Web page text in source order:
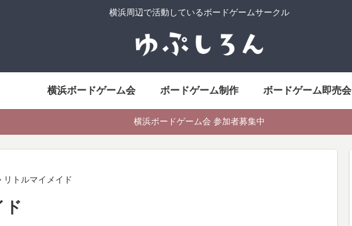
横浜周辺で活動しているボードゲームサークル
横浜ボードゲーム会 ボードゲーム制作 ボードゲーム即売会
横浜ボードゲーム会 参加者募集中
リトルマイメイド
ド